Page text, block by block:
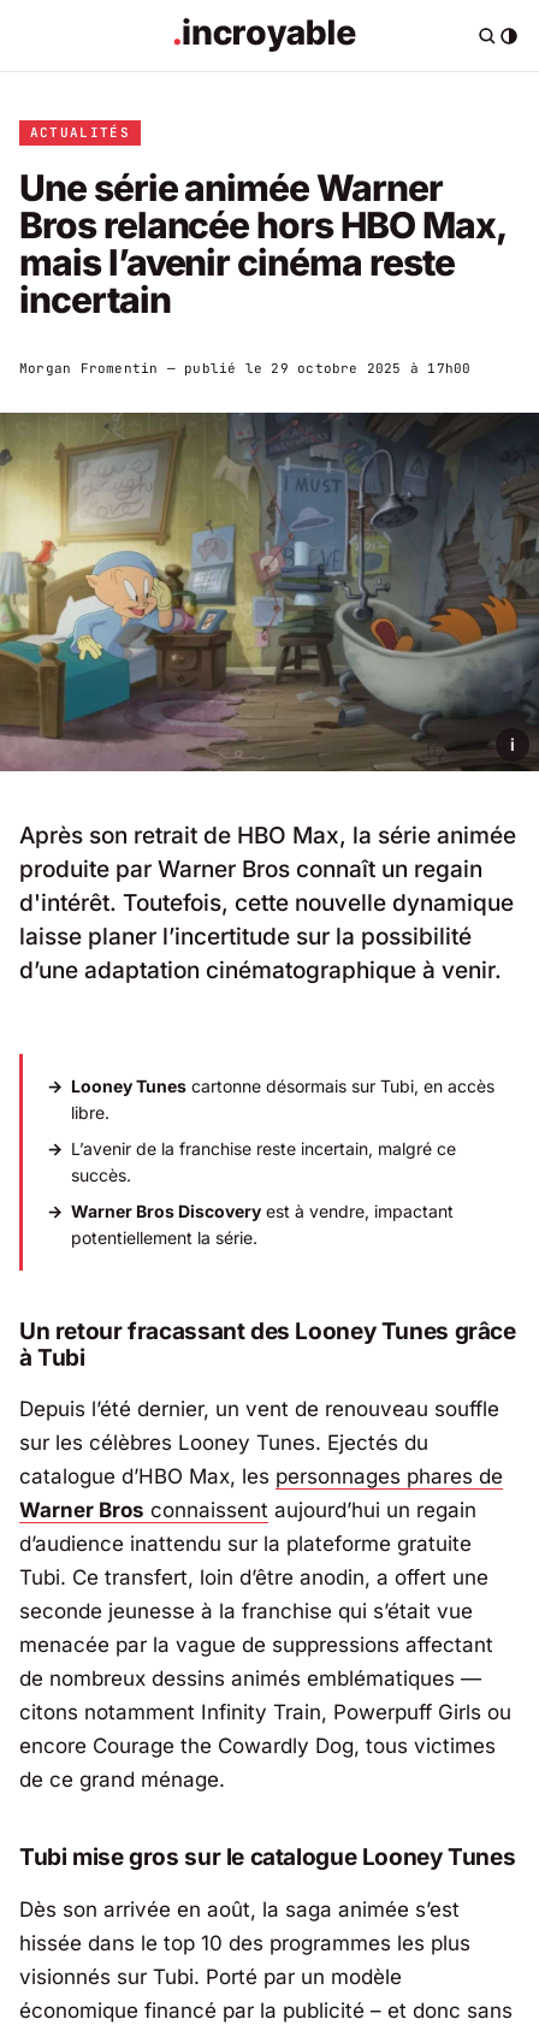
ACTUALITÉS
Une série animée Warner
Bros relancée hors HBO Max,
mais l’avenir cinéma reste
incertain
Morgan Fromentin — publié le 29 octobre 2025 à 17h00
i
Après son retrait de HBO Max, la série animée
produite par Warner Bros connaît un regain
d'intérêt. Toutefois, cette nouvelle dynamique
laisse planer l’incertitude sur la possibilité
d’une adaptation cinématographique à venir.
Looney Tunes cartonne désormais sur Tubi, en accès
libre.
L’avenir de la franchise reste incertain, malgré ce
succès.
Warner Bros Discovery est à vendre, impactant
potentiellement la série.
Un retour fracassant des Looney Tunes grâce
à Tubi
Depuis l’été dernier, un vent de renouveau souffle
sur les célèbres Looney Tunes. Ejectés du
catalogue d’HBO Max, les personnages phares de
Warner Bros connaissent aujourd’hui un regain
d’audience inattendu sur la plateforme gratuite
Tubi. Ce transfert, loin d’être anodin, a offert une
seconde jeunesse à la franchise qui s’était vue
menacée par la vague de suppressions affectant
de nombreux dessins animés emblématiques —
citons notamment Infinity Train, Powerpuff Girls ou
encore Courage the Cowardly Dog, tous victimes
de ce grand ménage.
Tubi mise gros sur le catalogue Looney Tunes
Dès son arrivée en août, la saga animée s’est
hissée dans le top 10 des programmes les plus
visionnés sur Tubi. Porté par un modèle
économique financé par la publicité – et donc sans